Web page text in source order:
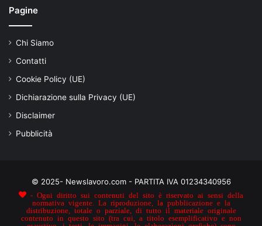
Pagine
Chi Siamo
Contatti
Cookie Policy (UE)
Dichiarazione sulla Privacy (UE)
Disclaimer
Pubblicità
© 2025- Newslavoro.com - PARTITA IVA 01234340956
- Ogni diritto sui contenuti del sito è riservato ai sensi della
normativa vigente. La riproduzione, la pubblicazione e la
distribuzione, totale o parziale, di tutto il materiale originale
contenuto in questo sito (tra cui, a titolo esemplificativo e non